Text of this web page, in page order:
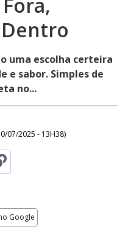
uma escolha certeira
e sabor. Simples de
no...
07/2025 - 13H38)
Google